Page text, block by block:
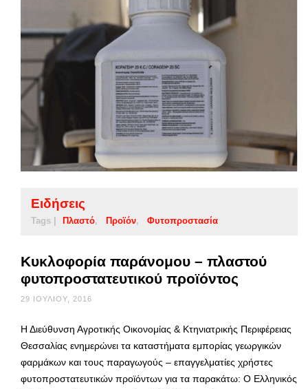
Ειδήσεις
Tags | Πλαστό Προϊόν Φυτοπροστασία
Κυκλοφορία παράνομου – πλαστού
φυτοπροστατευτικού προϊόντος
29 ΙΟΥΛΊΟΥ, 2016
Η Διεύθυνση Αγροτικής Οικονομίας & Κτηνιατρικής Περιφέρειας
Θεσσαλίας ενημερώνει τα καταστήματα εμπορίας γεωργικών
φαρμάκων και τους παραγωγούς – επαγγελματίες χρήστες
φυτοπροστατευτικών προϊόντων για τα παρακάτω: Ο Ελληνικός